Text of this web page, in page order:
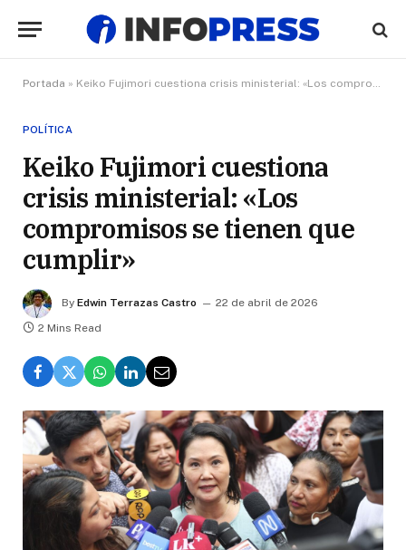
Portada » Keiko Fujimori cuestiona crisis ministerial: «Los compromisos se tienen que cumplir»
POLÍTICA
Keiko Fujimori cuestiona
crisis ministerial: «Los
compromisos se tienen que
cumplir»
By Edwin Terrazas Castro
22 de abril de 2026
2 Mins Read